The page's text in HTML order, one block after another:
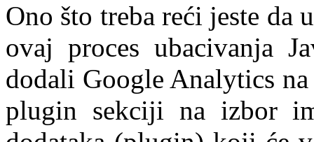
Ono što treba reći jeste da
ovaj proces ubacivanja
dodali Google Analytics na
plugin sekciji na izbor